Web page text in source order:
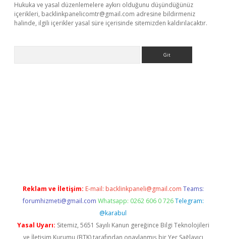
Hukuka ve yasal düzenlemelere aykırı olduğunu düşündüğünüz
içerikleri, backlinkpanelicomtr@gmail.com adresine bildirmeniz
halinde, ilgili içerikler yasal süre içerisinde sitemizden kaldırılacaktır.
Reklam ve İletişim: E-mail: backlinkpaneli@gmail.com Teams:
forumhizmeti@gmail.com Whatsapp: 0262 606 0 726 Telegram:
@karabul
Yasal Uyarı: Sitemiz, 5651 Sayılı Kanun gereğince Bilgi Teknolojileri
ve İletişim Kurumu (BTK) tarafından onaylanmış bir Yer Sağlayıcı